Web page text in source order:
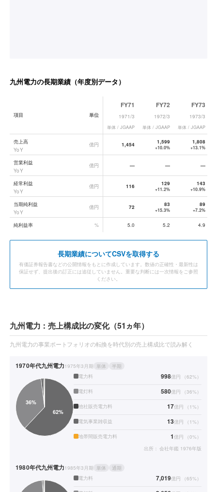
九州電力の長期業績（年度別データ）
九州電力
項目 単位
FY71
1971/3
単体 / JGAAP
FY72
1972/3
単体 / JGAAP
FY73
1973/3
単体 / JGAAP
売上高
YoY
億円 1,454 1,599
+10.0%
1,808
+13.1%
営業利益
YoY
億円 — — —
経常利益
YoY
億円 116 129
+11.2%
143
+10.9%
当期純利益
YoY
億円 72 83
+15.3%
89
+7.2%
純利益率 % 5.0 5.2 4.9
長期業績についてCSVを取得する
有価証券報告書などの公開情報をもとに作成しています。数値の正確性・最新性は
保証せず、提出後の訂正には追従していません。重要な判断には一次情報をご参照
ください。
九州電力：売上構成比の変化（51ヵ年）
九州電力の事業ポートフォリオの転換を時代別の売上構成比で読み解く
1970年代九州電力1975年3月期 単体
半期
電力料
998億円 （62%）
電灯料 580億円 （36%）
他社販売電力料 17億円 （ 1%）
電気事業雑収益 13億円 （ 1%）
地帯間販売電力料 1億円 （0%）
出所： 会社年鑑 1976年版
1980年代九州電力1985年3月期 単体
通期
電力料
7,019億円 （65%）